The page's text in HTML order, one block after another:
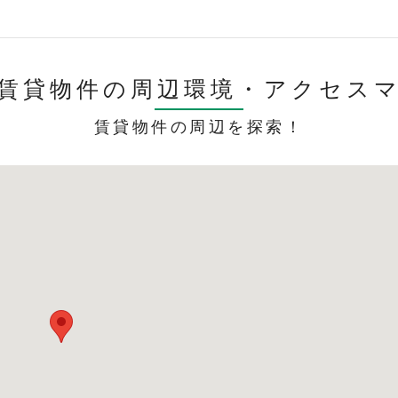
貸物件の周辺環境・ アクセス
賃貸物件の周辺を探索！